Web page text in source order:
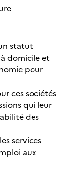
statut
domicile et
pour
ces sociétés
qui leur
des
services
aux